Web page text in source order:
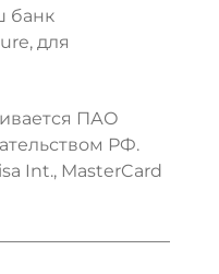
банк
для
ПАО
РФ.
Int., MasterCard